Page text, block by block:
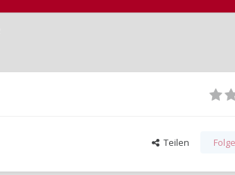
Teilen